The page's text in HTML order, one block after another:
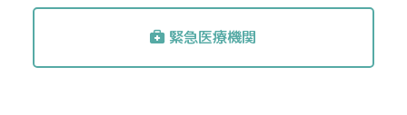
緊急医療機関